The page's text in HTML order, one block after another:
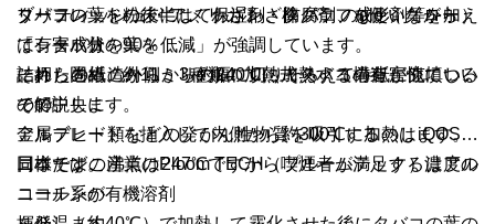
リーフレットの後半は、わざわざ棒グラフを使いながら
「有害成分を90％低減」が強調しています。
それらの構造から、3種類の加熱式タバコの有害性につい
て解説します。
タバコの葉を粉末にして保湿剤、防腐剤、成形剤等を加え
てシート状
に押し固め、約11ミリの幅に切りそろえて巻紙に充填し、
その中央に
金属ブレードを挿入して内側から約300℃に加熱します。
ニコチンの沸点は247℃ですから喫煙者が満足する濃度の
ニコチンが
ブリティッシュ・アメリカン・タバコのglo（グロー）
は、タバコの葉を
詰めた巻紙の外側から約240℃に加熱する構造が似ている
ので、
アルデヒド類などの発がん性物質を吸引するのはiQOSと
同様です。
日本たばこ産業のPloom TECH（プルームテック）はアル
コール系の有機溶剤